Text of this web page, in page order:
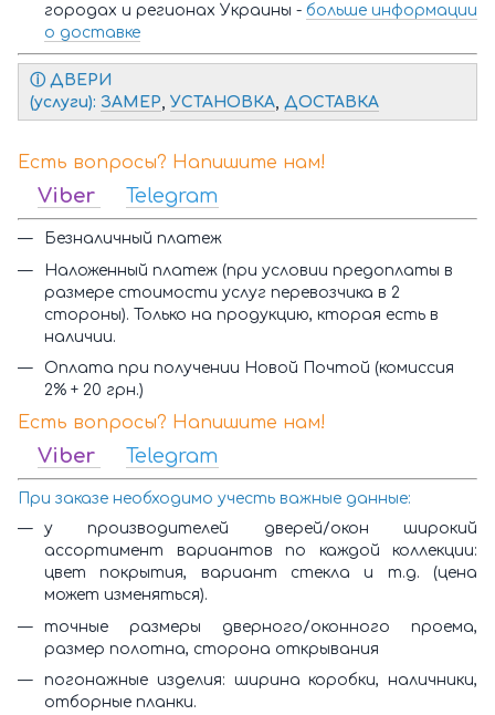
городах и регионах Украины - больше информации
о доставке
ⓘ Д ВЕРИ
(услуги): ЗАМЕР, УСТАНОВКА, ДОСТАВКА
Есть вопросы? Напишите нам!
Viber Telegram
Безналичный платеж
Наложенный платеж (при условии предоплаты в
размере стоимости услуг перевозчика в 2
стороны). Только на продукцию, кторая есть в
наличии.
Оплата при получении Новой Почтой (комиссия
2% + 20 грн.)
Есть вопросы? Напишите нам!
Viber Telegram
При заказе необходимо учесть важные данные:
у производителей дверей/окон широкий
ассортимент вариантов по каждой коллекции:
цвет покрытия, вариант стекла и т.д. (цена
может изменяться).
точные размеры дверного/оконного проема,
размер полотна, сторона открывания
погонажные изделия: ширина коробки, наличники,
отборные планки.